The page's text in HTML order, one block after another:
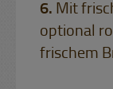
Mit
optional
frischem